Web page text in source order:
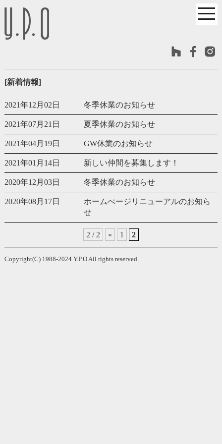
[新着情報]
2021年12月02日 冬季休業のお知らせ
2021年07月21日 夏季休業のお知らせ
2021年04月19日 GW休業のお知らせ
2021年01月14日 新しい仲間を募集します！
2020年12月03日 冬季休業のお知らせ
2020年08月17日
ホームぺージリニューアルのお知ら
せ
2 / 2 « 1 2
Copyright(C) 1988-2024 Y.P.O All rights reserved.